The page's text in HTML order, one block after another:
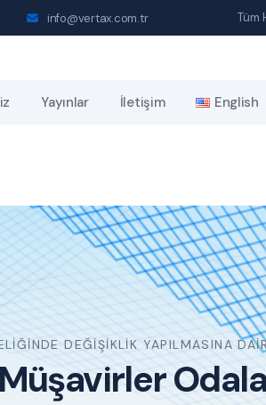
info@vertax.com.tr Tüm
Yayınlar İletişim English
DEĞIŞIKLIK YAPILMASINA